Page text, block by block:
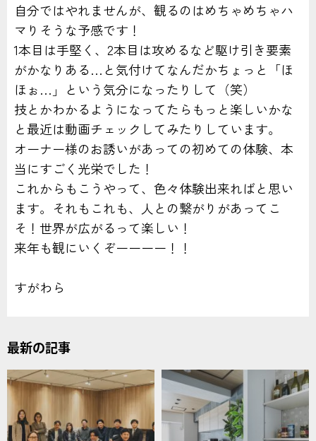
自分ではやれませんが、観るのはめちゃめちゃハ
マりそうな予感です！
1本目は手堅く、2本目は攻めるなど駆け引き要素
がかなりある…と気付けてなんだかちょっと「ほ
ほぉ…」という気分になったりして（笑）
技とかわかるようになってたらもっと楽しいかな
と最近は動画チェックしてみたりしています。
オーナー様のお誘いがあっての初めての体験、本
当にすごく光栄でした！
これからもこうやって、色々体験出来ればと思い
ます。それもこれも、人との繋がりがあってこ
そ！世界が広がるって楽しい！
来年も観にいくぞーーーー！！
すがわら
最新の記事